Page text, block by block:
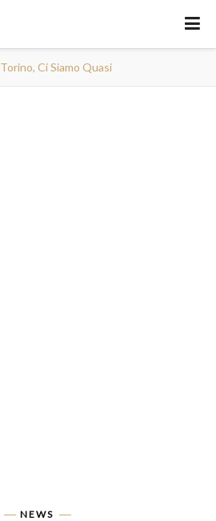
Torino, Ci Siamo Quasi
NEWS